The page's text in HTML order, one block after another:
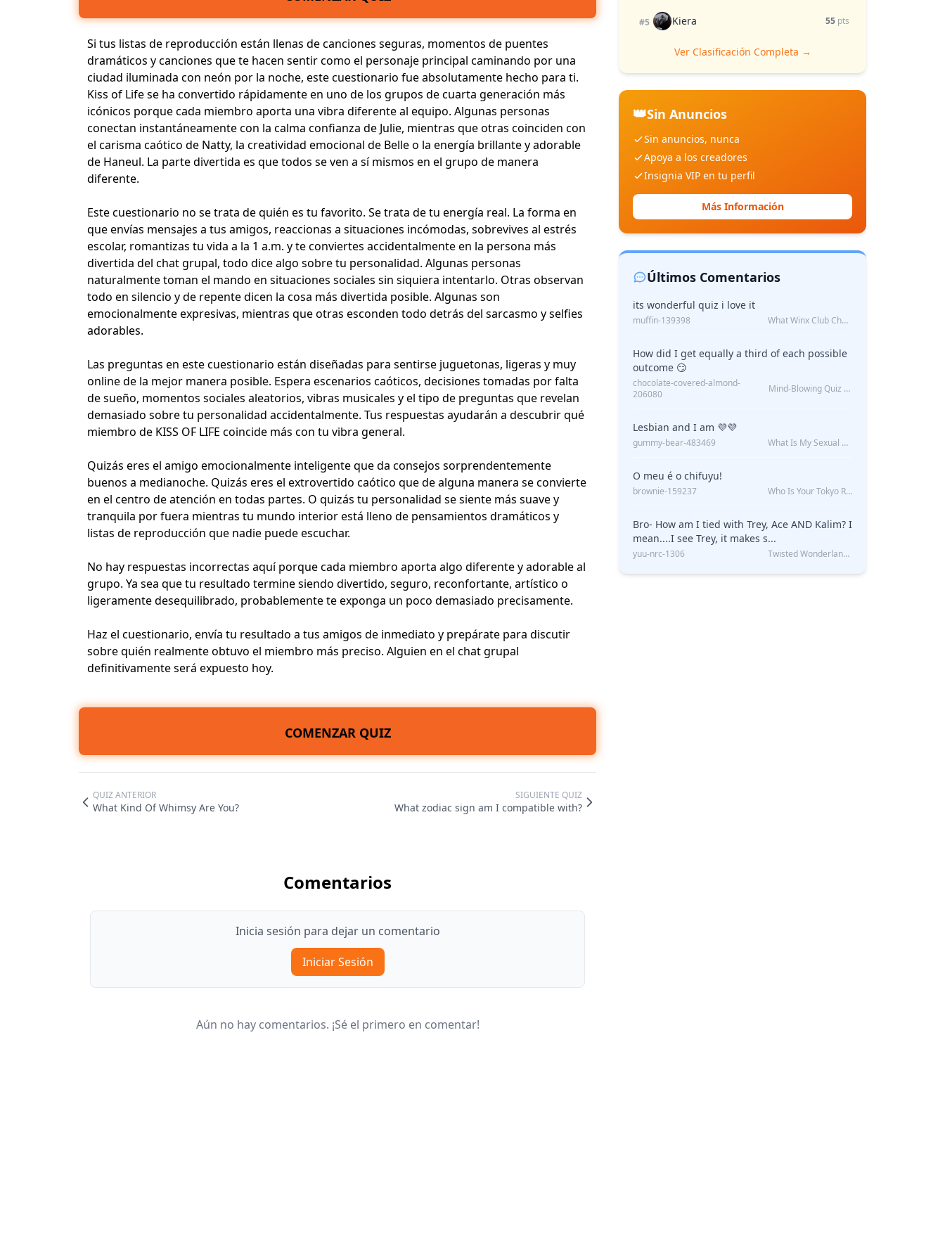
Si tus listas de reproducción están llenas de canciones seguras, momentos de puentes
dramáticos y canciones que te hacen sentir como el personaje principal caminando por una
ciudad iluminada con neón por la noche, este cuestionario fue absolutamente hecho para ti.
Kiss of Life se ha convertido rápidamente en uno de los grupos de cuarta generación más
icónicos porque cada miembro aporta una vibra diferente al equipo. Algunas personas
conectan instantáneamente con la calma confianza de Julie, mientras que otras coinciden con
el carisma caótico de Natty, la creatividad emocional de Belle o la energía brillante y adorable
de Haneul. La parte divertida es que todos se ven a sí mismos en el grupo de manera
diferente.
Este cuestionario no se trata de quién es tu favorito. Se trata de tu energía real. La forma en
que envías mensajes a tus amigos, reaccionas a situaciones incómodas, sobrevives al estrés
escolar, romantizas tu vida a la 1 a.m. y te conviertes accidentalmente en la persona más
divertida del chat grupal, todo dice algo sobre tu personalidad. Algunas personas
naturalmente toman el mando en situaciones sociales sin siquiera intentarlo. Otras observan
todo en silencio y de repente dicen la cosa más divertida posible. Algunas son
emocionalmente expresivas, mientras que otras esconden todo detrás del sarcasmo yselfies
adorables.
Las preguntas en este cuestionario están diseñadas para sentirse juguetonas, ligeras y muy
online de la mejor manera posible. Espera escenarios caóticos, decisiones tomadas por falta
de sueño, momentos sociales aleatorios, vibras musicales y el tipo de preguntas que revelan
demasiado sobre tu personalidad accidentalmente. Tus respuestas ayudarán a descubrir qué
miembro de KISS OF LIFE coincide más con tu vibra general.
Quizás eres el amigo emocionalmente inteligente que da consejos sorprendentemente
buenos a medianoche. Quizás eres el extrovertido caótico que de alguna manera se convierte
en el centro de atención en todas partes. O quizás tu personalidad se siente más suave y
tranquila por fuera mientras tu mundo interior está lleno de pensamientos dramáticos y
listas de reproducción que nadie puede escuchar.
No hay respuestas incorrectas aquí porque cada miembro aporta algo diferente y adorable al
grupo. Ya sea que tu resultado termine siendo divertido, seguro, reconfortante, artístico o
ligeramente desequilibrado, probablemente te exponga un poco demasiado precisamente.
Haz el cuestionario, envía tu resultado a tus amigos de inmediato y prepárate para discutir
sobre quién realmente obtuvo el miembro más preciso. Alguien en el chat grupal
definitivamente será expuesto hoy.
COMENZAR QUIZ
QUIZ ANTERIOR
What Kind Of Whimsy Are You?
SIGUIENTE QUIZ
What zodiac sign am I compatible with?
Comentarios
Inicia sesión para dejar un comentario
Iniciar Sesión
Aún no hay comentarios. ¡Sé el primero en comentar!
#5 Kiera 55 pts
Ver Clasificación Completa →
👑Sin Anuncios
Sin anuncios, nunca
Apoya a los creadores
Insignia VIP en tu perfil
Más Información
Últimos Comentarios
its wonderful quiz i love it
muffin-139398 What Winx Club Character Are You?
How did I get equally a third of each possible
outcome 😏
chocolate-covered-almond-
206080
Mind-Blowing Quiz Reveals: Will I Be Alone Forever?
Lesbian and I am 💜💜
gummy-bear-483469 What Is My Sexual Orientation: Uncovered
O meu é o chifuyu!
brownie-159237 Who Is Your Tokyo Revengers Boyfriend?
Bro- How am I tied with Trey, Ace AND Kalim? I
mean....I see Trey, it makes s...
yuu-nrc-1306 Twisted Wonderland Kin Quiz